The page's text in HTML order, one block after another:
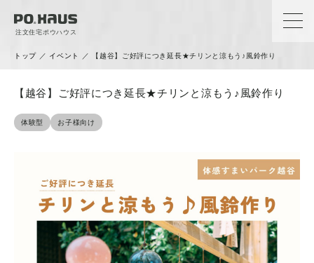
注文住宅ポウハウス
トップ ／ イベント ／ 【越谷】ご好評につき延長★チリンと涼もう♪風鈴作り
【越谷】ご好評につき延長★チリンと涼もう♪風鈴作り
体験型 お子様向け